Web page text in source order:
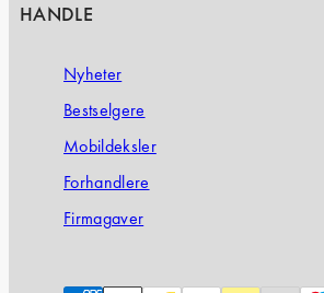
HANDLE
Nyheter
Bestselgere
Mobildeksler
Forhandlere
Firmagaver